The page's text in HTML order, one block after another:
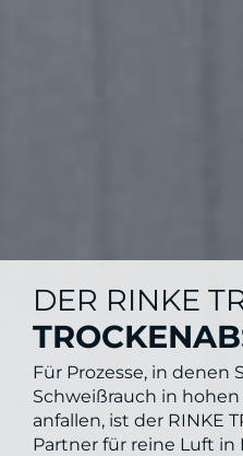
DER RINKE
Für Prozesse, in denen
Schweißrauch in
anfallen, ist der RINKE
Partner für reine Luft